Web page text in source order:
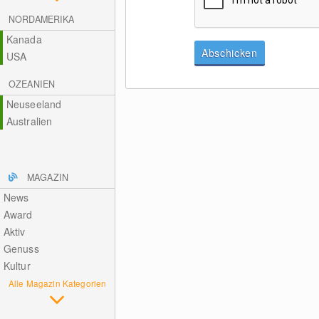
NORDAMERIKA
Kanada
USA
OZEANIEN
Neuseeland
Australien
MAGAZIN
News
Award
Aktiv
Genuss
Kultur
Alle Magazin Kategorien
Abschicken